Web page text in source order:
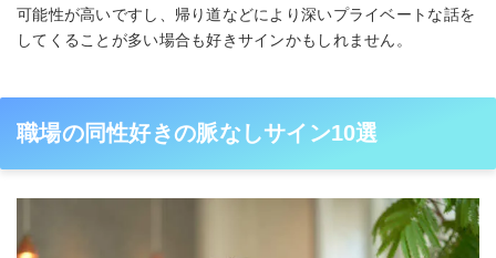
可能性が高いですし、帰り道などにより深いプライベートな話を
してくることが多い場合も好きサインかもしれません。
職場の同性好きの脈なしサイン10選